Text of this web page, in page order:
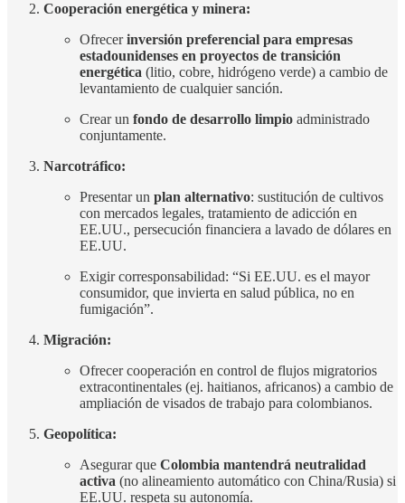
Cooperación energética y minera:
Ofrecerinversión preferencial para empresas
estadounidenses en proyectos de transición
energética (litio, cobre, hidrógeno verde) a cambio de
levantamiento de cualquier sanción.
Crear un fondo de desarrollo limpio administrado
conjuntamente.
Narcotráfico:
Presentar un plan alternativo: sustitución de cultivos
con mercados legales, tratamiento de adicción en
EE.UU., persecución financiera a lavado de dólares en
EE.UU.
Exigir corresponsabilidad: “Si EE.UU. es el mayor
consumidor, que invierta en salud pública, no en
fumigación”.
Migración:
Ofrecer cooperación en control de flujos migratorios
extracontinentales (ej. haitianos, africanos) a cambio de
ampliación de visados de trabajo para colombianos.
Geopolítica:
Asegurar que Colombia mantendrá neutralidad
activa (no alineamiento automático con China/Rusia) si
EE.UU. respeta su autonomía.